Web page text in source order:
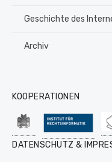
Geschichte des
Archiv
KOOPERATIONEN
DATENSCHUTZ &